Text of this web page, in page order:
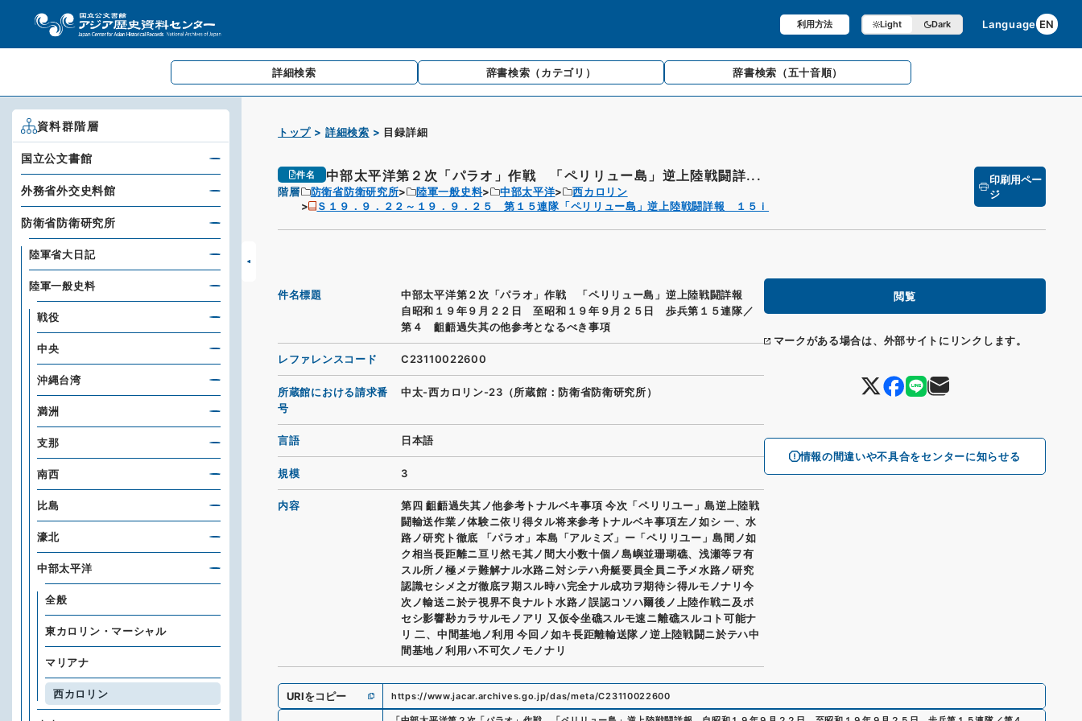
利用方法 Light Dark Language EN
詳細検索 辞書検索 （カテゴリ） 辞書検索 （五十音順）
トップ 詳細検索 目録詳細
件名 中部太平洋第２次「パラオ」作戦 「ペリリュー島」逆上陸戦闘詳...
階層 防衛省防衛研究所 陸軍一般史料 中部太平洋
西カロリン
Ｓ１９．９．２２～１９．９．２５ 第１５連隊「ペリリュー島」逆上陸戦闘詳報 １５ｉ
印刷用ペー
ジ
閲覧
マークがある場合は、外部サイトにリンクします。
情報の間違いや不具合をセンターに知らせる
件名標題
中部太平洋第２次「パラオ」作戦 「ペリリュー島」逆上陸戦闘詳報
自昭和１９年９月２２日 至昭和１９年９月２５日 歩兵第１５連隊／
第４ 齟齬過失其の他参考となるべき事項
レファレンスコード C23110022600
所蔵館における請求番
号
中太-西カロリン-23（所蔵館：防衛省防衛研究所）
言語 日本語
規模 3
内容
第四 齟齬過失其ノ他参考トナルベキ事項 今次「ペリリユー」島逆上陸戦
闘輸送作業ノ体験ニ依リ得タル将来参考トナルベキ事項左ノ如シ 一、水
路ノ研究ト徹底 「パラオ」本島「アルミズ」ー「ペリリユー」島間ノ如
ク相当長距離ニ亘リ然モ其ノ間大小数十個ノ島嶼並珊瑚礁、浅瀬等ヲ有
スル所ノ極メテ難解ナル水路ニ対シテハ舟艇要員全員ニ予メ水路ノ研究
認識セシメ之ガ徹底ヲ期スル時ハ完全ナル成功ヲ期待シ得ルモノナリ今
次ノ輸送ニ於テ視界不良ナルト水路ノ誤認コソハ爾後ノ上陸作戦ニ及ボ
セシ影響尠カラサルモノアリ 又仮令坐礁スルモ速ニ離礁スルコト可能ナ
リ 二、中間基地ノ利用 今回ノ如キ長距離輸送隊ノ逆上陸戦闘ニ於テハ中
間基地ノ利用ハ不可欠ノモノナリ
URIをコピー https://www.jacar.archives.go.jp/das/meta/C23110022600
資料群階層
国立公文書館
外務省外交史料館
防衛省防衛研究所
陸軍省大日記
陸軍一般史料
戦役
中央
沖縄台湾
満洲
支那
南西
比島
濠北
中部太平洋
全般
東カロリン・マーシャル
マリアナ
西カロリン